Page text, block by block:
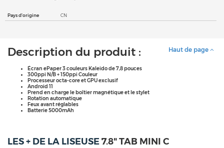
Pays d'origine CN
Haut de page
Description du produit :
Écran ePaper 3 couleurs Kaleido de 7,8 pouces
300ppi N/B + 150ppi Couleur
Processeur octa-core et GPU exclusif
Android 11
Prend en charge le boîtier magnétique et le stylet
Rotation automatique
Feux avant réglables
Batterie 5000mAh
LES + DE LA LISEUSE7.8" TAB MINI C